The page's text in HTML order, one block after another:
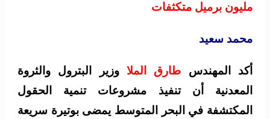
مليون برميل متكثفات
محمد سعيد
أكد المهندس طارق الملاوزير البترول والثروة
المعدنية أن تنفيذ مشروعات تنمية الحقول
المكتشفة في البحر المتوسط يمضى بوتيرة سريعة